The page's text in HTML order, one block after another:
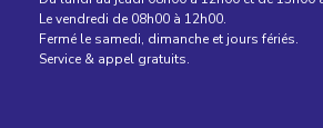
Le vendredi de 08h00 à 12h00.
Fermé le samedi, dimanche et jours fériés.
Service & appel gratuits.